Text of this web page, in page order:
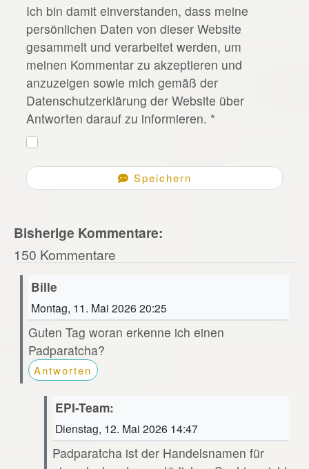
*
Ich bin damit einverstanden, dass meine
persönlichen Daten von dieser Website
gesammelt und verarbeitet werden, um
meinen Kommentar zu akzeptieren und
anzuzeigen sowie mich gemäß der
Datenschutzerklärung der Website über
Antworten darauf zu informieren. *
Speichern
Bisherige Kommentare:
150 Kommentare
Bille
Montag, 11. Mai 2026 20:25
Guten Tag woran erkenne ich einen
Padparatcha?
Antworten
EPI-Team:
Dienstag, 12. Mai 2026 14:47
Padparatcha ist der Handelsnamen für